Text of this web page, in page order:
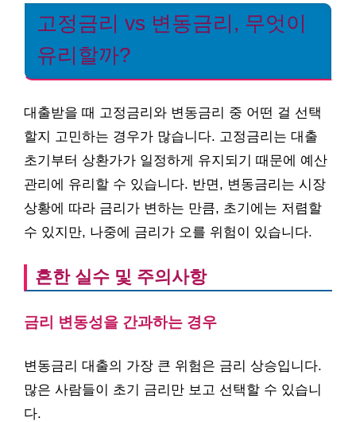
고정금리 vs 변동금리, 무엇이
유리할까?
대출받을 때 고정금리와 변동금리 중 어떤 걸 선택
할지 고민하는 경우가 많습니다. 고정금리는 대출
초기부터 상환가가 일정하게 유지되기 때문에 예산
관리에 유리할 수 있습니다. 반면, 변동금리는 시장
상황에 따라 금리가 변하는 만큼, 초기에는 저렴할
수 있지만, 나중에 금리가 오를 위험이 있습니다.
흔한 실수 및 주의사항
금리 변동성을 간과하는 경우
변동금리 대출의 가장 큰 위험은 금리 상승입니다.
많은 사람들이 초기 금리만 보고 선택할 수 있습니
다.